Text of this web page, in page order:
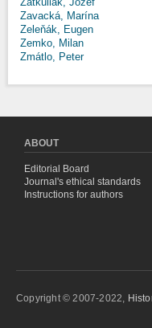
Zavacká, Marína
Zeleňák, Eugen
Zemko, Milan
Zmátlo, Peter
ABOUT
Editorial Board
Journal's ethical standards
Instructions for authors
Copyright © 2007-2022,